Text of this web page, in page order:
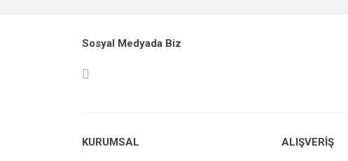
Ürün açıklamasında eksik bilgiler bulunuyor.
Sosyal Medyada Biz
KURUMSAL ALIŞVERİŞ